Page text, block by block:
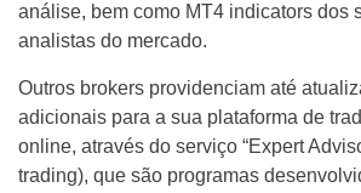
análise, bem como MT4 indicators dos
analistas do mercado.
Outros brokers providenciam até
adicionais para a sua plataforma de
online, através do serviço “Expert
trading), que são programas